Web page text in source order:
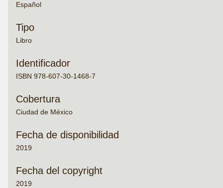
Español
Tipo
Libro
Identificador
ISBN 978-607-30-1468-7
Cobertura
Ciudad de México
Fecha de disponibilidad
2019
Fecha del copyright
2019